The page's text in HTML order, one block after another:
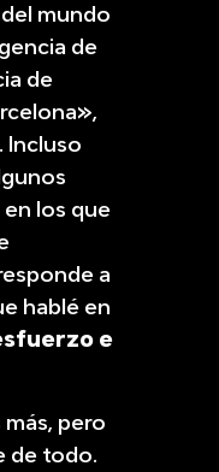
mundo
de
de
Incluso
los que
a
hablé en
e
pero
de todo.